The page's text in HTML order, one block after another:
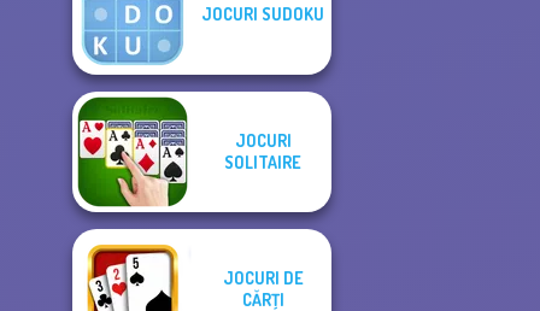
Mahjong At
Home -
Scandinavian...
JOCURI SUDOKU
JOCURI
SOLITAIRE
JOCURI DE
CĂRŢI